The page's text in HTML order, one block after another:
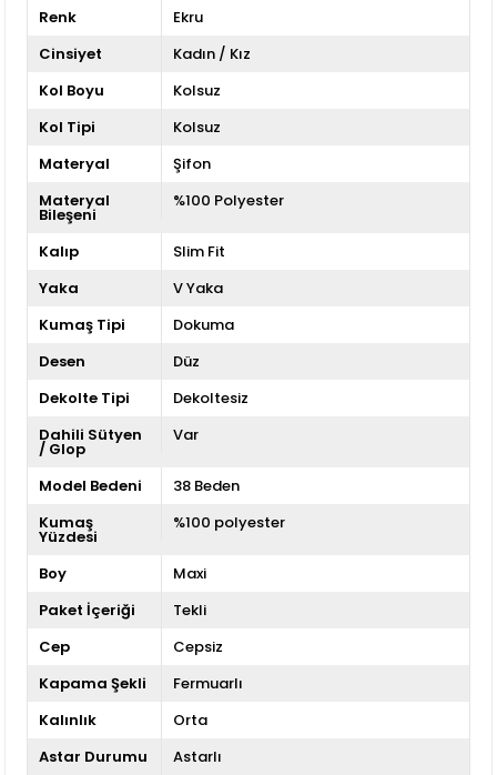
Renk
Ekru
Cinsiyet
Kadın / Kız
Kol Boyu
Kolsuz
Kol Tipi
Kolsuz
Materyal
Şifon
Materyal
Bileşeni
%100 Polyester
Kalıp
Slim Fit
Yaka
V Yaka
Kumaş Tipi
Dokuma
Desen
Düz
Dekolte Tipi
Dekoltesiz
Dahili Sütyen
/ Glop
Var
Model Bedeni
38 Beden
Kumaş
Yüzdesi
%100 polyester
Boy
Maxi
Paket İçeriği
Tekli
Cep
Cepsiz
Kapama Şekli
Fermuarlı
Kalınlık
Orta
Astar Durumu
Astarlı